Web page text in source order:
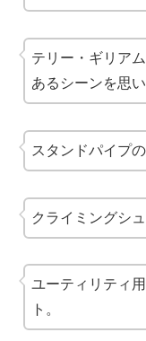
テリー・ギリア
あるシーンを思い
スタンドパイプ
クライミングシ
ユーティリティ
ト。